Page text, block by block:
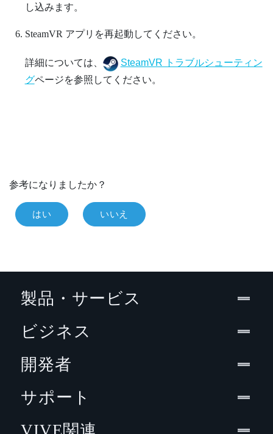
し込みます。
SteamVR アプリを再起動してください。
詳細については、
SteamVR トラブルシューティン
グページを参照してください。
参考になりましたか？
はい いいえ
製品・サービス
ビジネス
開発者
サポート
VIVE関連